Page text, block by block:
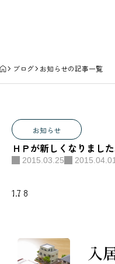
ブログ お知らせの記事一覧
お知らせ
ＨＰが新しくなりました
2015.03.25 2015.04.01
1…
7 8
入